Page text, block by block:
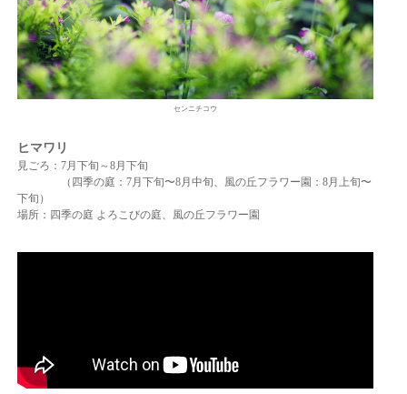
センニチコウ
ヒマワリ
見ごろ：7月下旬～8月下旬
（四季の庭：7⽉下旬〜8⽉中旬、⾵の丘フラワー園：8⽉上旬〜
下旬）
場所：四季の庭 よろこびの庭、風の丘フラワー園